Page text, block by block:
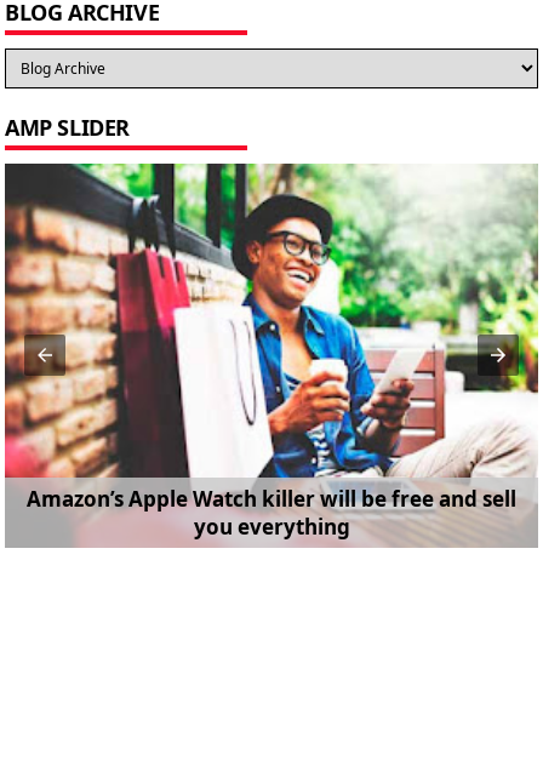
BLOG ARCHIVE
AMP SLIDER
Amazon’s Apple Watch killer will be free and sell
you everything